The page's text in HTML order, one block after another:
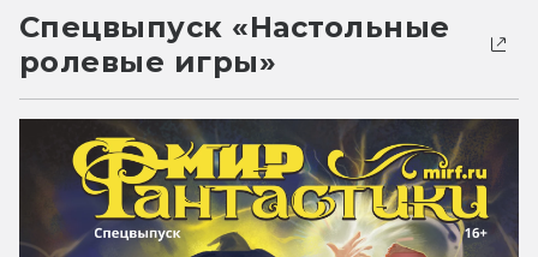
Спецвыпуск «Настольные
ролевые игры»